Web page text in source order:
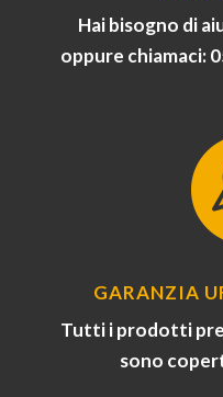
Hai bisogno di
oppure chiamaci:
GARANZIA
Tutti i prodotti
sono